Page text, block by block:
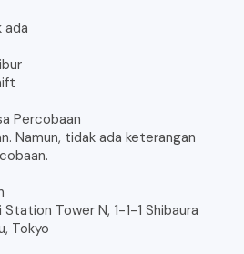
ada
Percobaan
Namun, tidak ada keterangan
Tower N, 1-1-1 Shibaura
Tokyo